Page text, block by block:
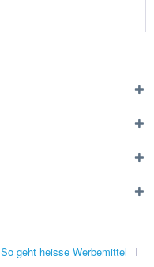
So geht heisse Werbemittel